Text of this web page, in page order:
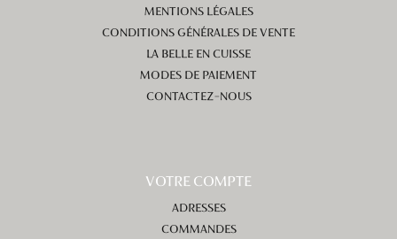
MENTIONS LÉGALES
CONDITIONS GÉNÉRALES DE VENTE
LA BELLE EN CUISSE
MODES DE PAIEMENT
CONTACTEZ-NOUS
VOTRE COMPTE
ADRESSES
COMMANDES